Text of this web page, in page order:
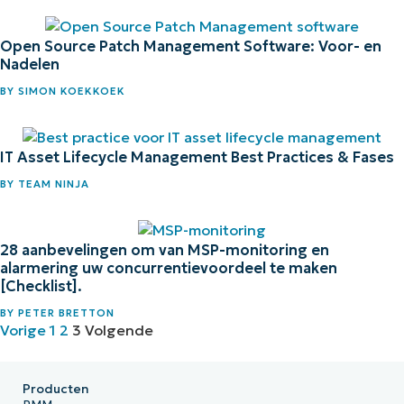
Open Source Patch Management Software: Voor- en
Nadelen
BY SIMON KOEKKOEK
IT Asset Lifecycle Management Best Practices & Fases
BY TEAM NINJA
28 aanbevelingen om van MSP-monitoring en
alarmering uw concurrentievoordeel te maken
[Checklist].
BY PETER BRETTON
Vorige 1 2 3 Volgende
Producten